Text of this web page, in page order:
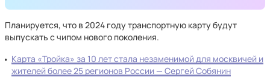
Планируется, что в 2024 году транспортную карту будут
выпускать с чипом нового поколения.
Карта «Тройка» за 10 лет стала незаменимой для москвичей и
жителей более 25 регионов России — Сергей Собянин